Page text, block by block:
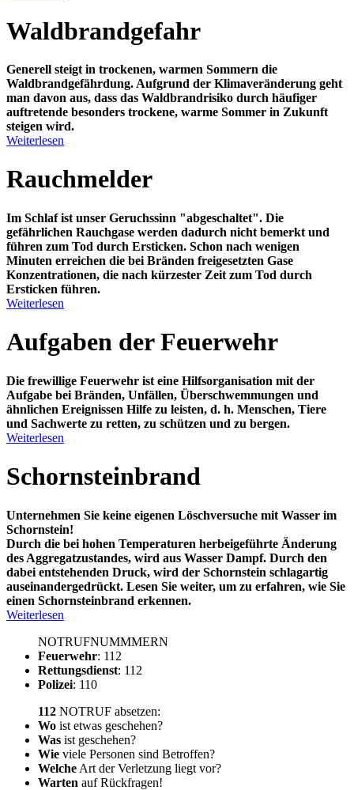
Waldbrandgefahr
Generell steigt in trockenen, warmen Sommern die
Waldbrandgefährdung. Aufgrund der Klimaveränderung geht
man davon aus, dass das Waldbrandrisiko durch häufiger
auftretende besonders trockene, warme Sommer in Zukunft
steigen wird.
Weiterlesen
Rauchmelder
Im Schlaf ist unser Geruchssinn "abgeschaltet". Die
gefährlichen Rauchgase werden dadurch nicht bemerkt und
führen zum Tod durch Ersticken. Schon nach wenigen
Minuten erreichen die bei Bränden freigesetzten Gase
Konzentrationen, die nach kürzester Zeit zum Tod durch
Ersticken führen.
Weiterlesen
Aufgaben der Feuerwehr
Die frewillige Feuerwehr ist eine Hilfsorganisation mit der
Aufgabe bei Bränden, Unfällen, Überschwemmungen und
ähnlichen Ereignissen Hilfe zu leisten, d. h. Menschen, Tiere
und Sachwerte zu retten, zu schützen und zu bergen.
Weiterlesen
Schornsteinbrand
Unternehmen Sie keine eigenen Löschversuche mit Wasser im
Schornstein!
Durch die bei hohen Temperaturen herbeigeführte Änderung
des Aggregatzustandes, wird aus Wasser Dampf. Durch den
dabei entstehenden Druck, wird der Schornstein schlagartig
auseinandergedrückt. Lesen Sie weiter, um zu erfahren, wie Sie
einen Schornsteinbrand erkennen.
Weiterlesen
NOTRUFNUMMMERN
Feuerwehr: 112
Rettungsdienst: 112
Polizei: 110
112 NOTRUF absetzen:
Wo ist etwas geschehen?
Was ist geschehen?
Wie viele Personen sind Betroffen?
Welche Art der Verletzung liegt vor?
Warten auf Rückfragen!